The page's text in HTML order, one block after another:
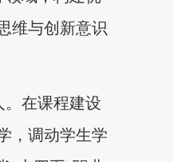
维与创新意识
。在课程建设
，调动学生学